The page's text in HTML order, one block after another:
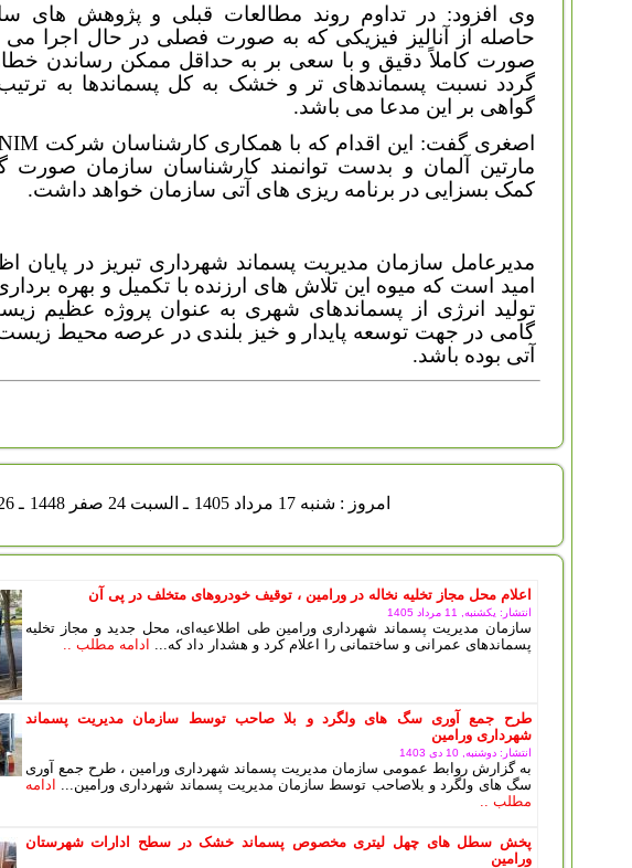
وی افزود: در تداوم روند مطالعات قبلی و پژوهش های
حاصله از آنالیز فیزیکی که به صورت فصلی در حال اجرا می
صورت کاملاً دقیق و با سعی بر به حداقل ممکن رساندن
گواهی بر این مدعا می باشد.
اصغری گفت: این اقدام که با همکاری کارشناسان شرکت
مارتین آلمان و بدست توانمند کارشناسان سازمان صورت
کمک بسزایی در برنامه ریزی های آتی سازمان خواهد داشت.
مدیرعامل سازمان مدیریت پسماند شهرداری تبریز در پایان
امید است که میوه این تلاش های ارزنده با تکمیل و بهره
تولید انرژی از پسماندهای شهری به عنوان پروژه عظیم
گامی در جهت توسعه پایدار و خیز بلندی در عرصه محیط
آتی بوده باشد.
امروز : شنبه 17 مرداد 1405 ـ السبت 24 صفر 1448 ـ Aug 08 2026
اعلام محل مجاز تخلیه نخاله در ورامین ، توقیف خودروهای متخلف در پی آن
انتشار: یکشنبه, 11 مرداد 1405
سازمان مدیریت پسماند شهرداری ورامین طی اطلاعیه‌ای، محل جدید و مجاز تخلیه
پسماندهای عمرانی و ساختمانی را اعلام کرد و هشدار داد که... ادامه مطلب ..
طرح جمع آوری سگ های ولگرد و بلا صاحب توسط سازمان مدیریت پسماند
شهرداری ورامین
انتشار: دوشنبه, 10 دی 1403
به گزارش روابط عمومی سازمان مدیریت پسماند شهرداری ورامین ، طرح جمع آوری
سگ های ولگرد و بلاصاحب توسط سازمان مدیریت پسماند شهرداری ورامین... ادامه
مطلب ..
پخش سطل های چهل لیتری مخصوص پسماند خشک در سطح ادارات شهرستان
ورامین